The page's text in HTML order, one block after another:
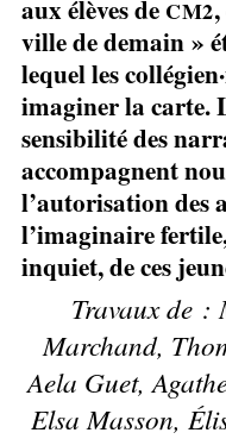
aux élèves deCM2,
ville de demain »
lequel les collégien·
imaginer la carte.
sensibilité des
accompagnent
l’autorisation des
l’imaginaire
inquiet, de ces
Travaux de :
Marchand,
Aela Guet,
Elsa Masson,